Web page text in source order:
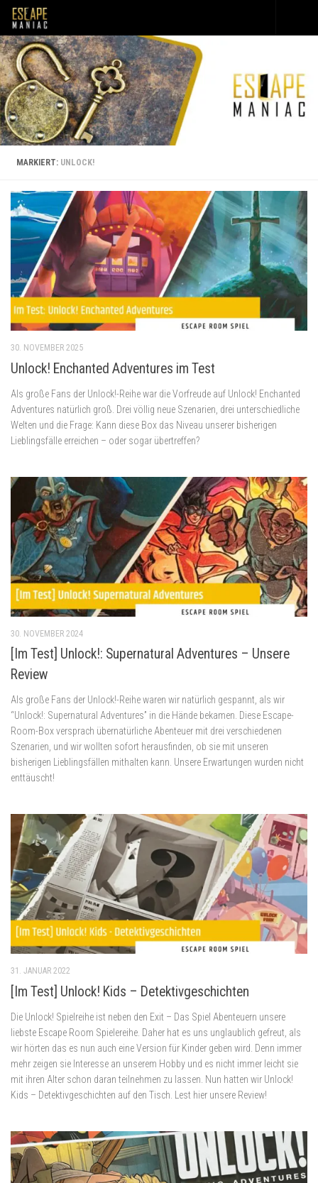
Unter dem Inhalt
MARKIERT: UNLOCK!
30. NOVEMBER 2025
Unlock! Enchanted Adventures im Test
Als große Fans der Unlock!-Reihe war die Vorfreude auf Unlock! Enchanted
Adventures natürlich groß. Drei völlig neue Szenarien, drei unterschiedliche
Welten und die Frage: Kann diese Box das Niveau unserer bisherigen
Lieblingsfälle erreichen – oder sogar übertreffen?
30. NOVEMBER 2024
[Im Test] Unlock!: Supernatural Adventures – Unsere
Review
Als große Fans der Unlock!-Reihe waren wir natürlich gespannt, als wir
“Unlock!: Supernatural Adventures” in die Hände bekamen. Diese Escape-
Room-Box versprach übernatürliche Abenteuer mit drei verschiedenen
Szenarien, und wir wollten sofort herausfinden, ob sie mit unseren
bisherigen Lieblingsfällen mithalten kann. Unsere Erwartungen wurden nicht
enttäuscht!
31. JANUAR 2022
[Im Test] Unlock! Kids – Detektivgeschichten
Die Unlock! Spielreihe ist neben den Exit – Das Spiel Abenteuern unsere
liebste Escape Room Spielereihe. Daher hat es uns unglaublich gefreut, als
wir hörten das es nun auch eine Version für Kinder geben wird. Denn immer
mehr zeigen sie Interesse an unserem Hobby und es nicht immer leicht sie
mit ihren Alter schon daran teilnehmen zu lassen. Nun hatten wir Unlock!
Kids – Detektivgeschichten auf den Tisch. Lest hier unsere Review!